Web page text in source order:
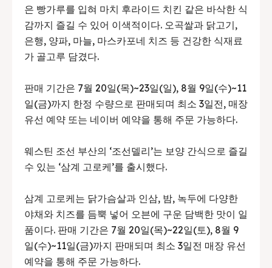
은 빵가루를 입혀 마치 후라이드 치킨 같은 바삭한 식
감까지 즐길 수 있어 이색적이다. 오곡쌀과 닭고기,
은행, 양파, 마늘, 마스카포네 치즈 등 건강한 식재료
가 골고루 담겼다.
판매 기간은 7월 20일(목)~23일(일), 8월 9일(수)~11
일(금)까지 한정 수량으로 판매되며 최소 3일전, 매장
유선 예약 또는 네이버 예약을 통해 주문 가능하다.
웨스틴 조선 부산의 ‘조선델리’는 보양 간식으로 즐길
수 있는 ‘삼계 고로케’를 출시했다.
삼계 고로케는 닭가슴살과 인삼, 밤, 녹두에 다양한
야채와 치즈를 듬뿍 넣어 오븐에 구운 담백한 맛이 일
품이다. 판매 기간은 7월 20일(목)~22일(토), 8월 9
일(수)~11일(금)까지 판매되며 최소 3일전 매장 유선
예약을 통해 주문 가능하다.